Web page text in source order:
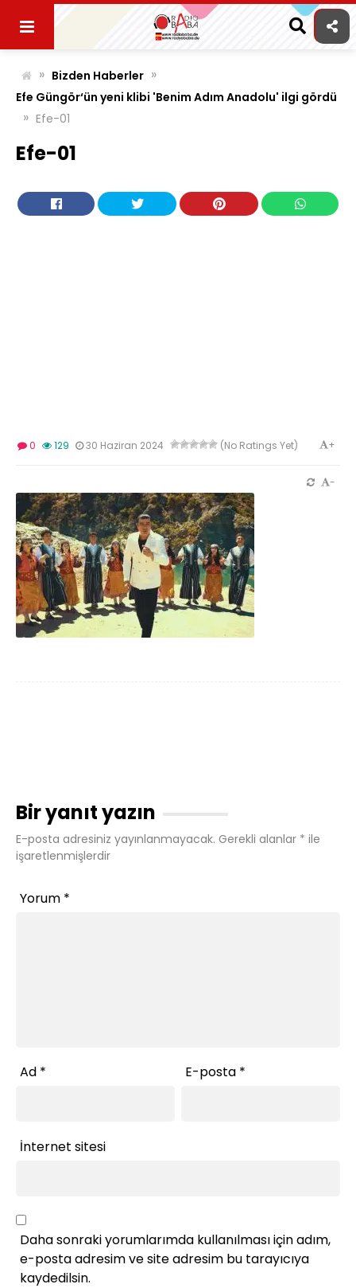
content
» Bizden Haberler »
Efe Güngör‘ün yeni klibi 'Benim Adım Anadolu' ilgi gördü
» Efe-01
Efe-01
0 129 30 Haziran 2024 (No Ratings Yet) +
-
Bir yanıt yazın
E-posta adresiniz yayınlanmayacak. Gerekli alanlar * ile
işaretlenmişlerdir
Yorum *
Ad * E-posta *
İnternet sitesi
Daha sonraki yorumlarımda kullanılması için adım,
e-posta adresim ve site adresim bu tarayıcıya
kaydedilsin.